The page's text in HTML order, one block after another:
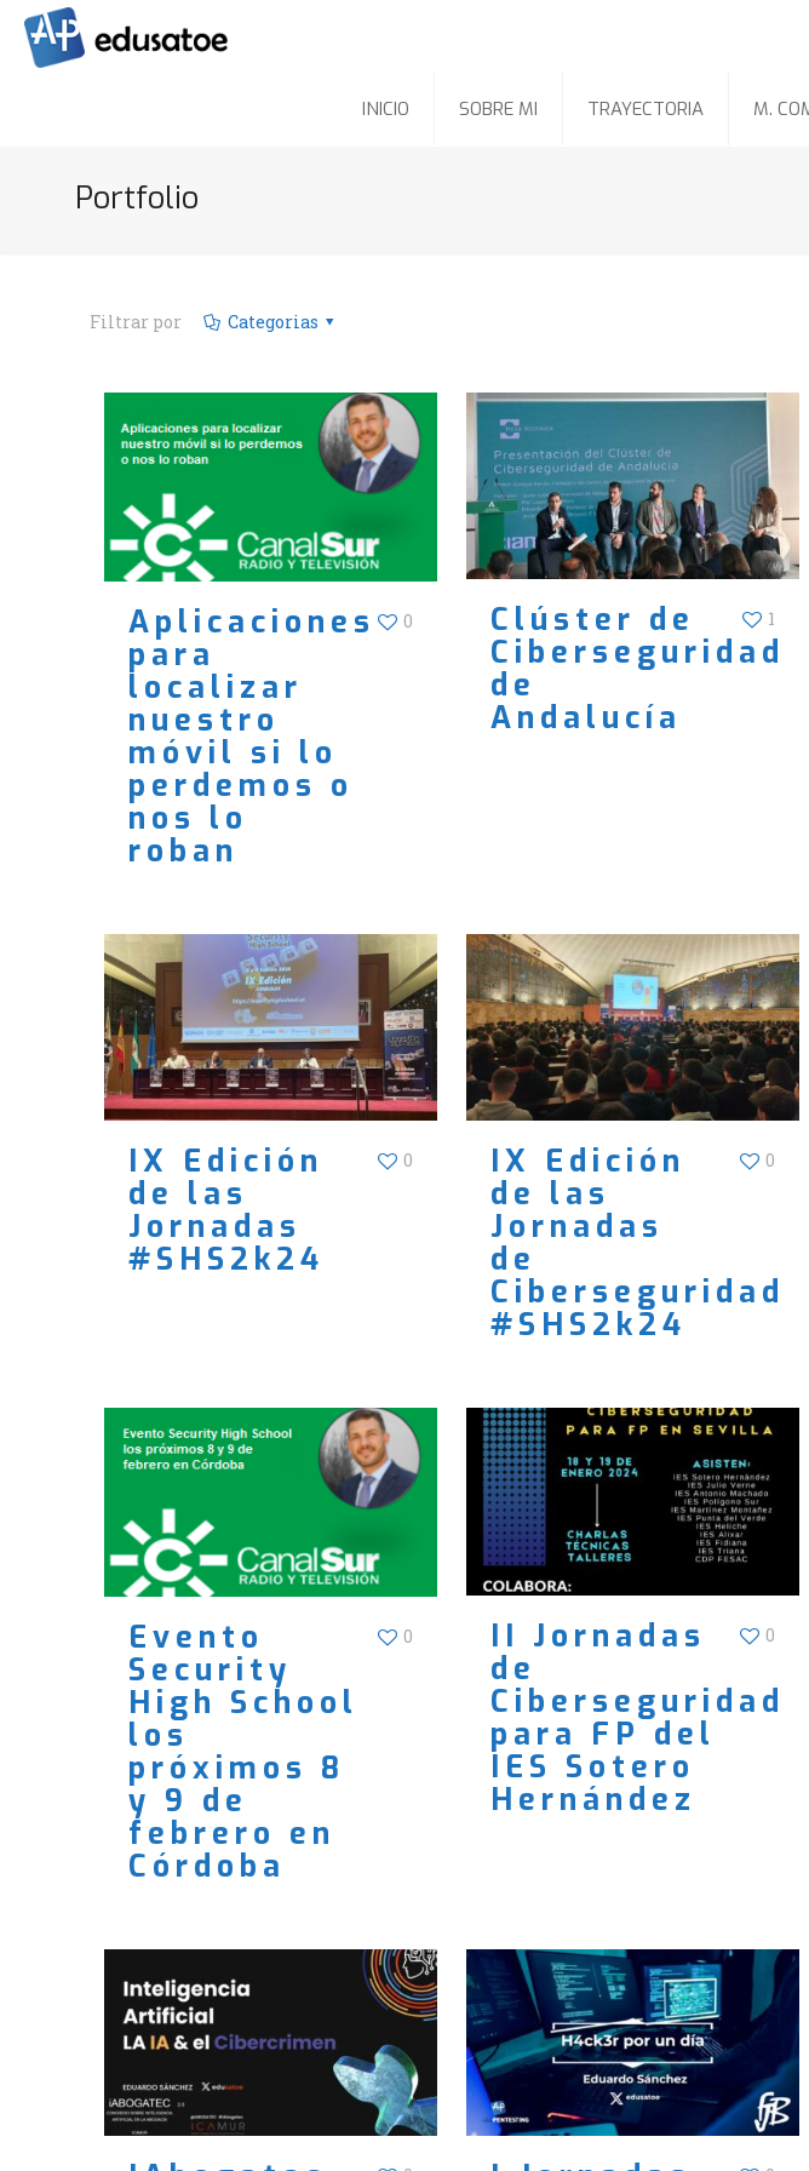
INICIO SOBRE MI TRAYECTORIA M.
Portfolio
Filtrar por Categorias
Aplicaciones
para
localizar
nuestro
móvil si lo
perdemos o
nos lo
roban
0
Clúster de
Ciberseguridad
de
Andalucía
1
IX Edición
de las
Jornadas
#SHS2k24
0
IX Edición
de las
Jornadas
de
Ciberseguridad
#SHS2k24
0
Evento
Security
High School
los
próximos 8
y 9 de
febrero en
Córdoba
0
II Jornadas
de
Ciberseguridad
para FP del
IES Sotero
Hernández
0